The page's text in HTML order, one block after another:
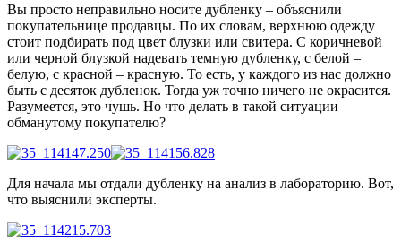
Вы просто неправильно носите дубленку – объяснили
покупательнице продавцы. По их словам, верхнюю одежду
стоит подбирать под цвет блузки или свитера. С коричневой
или черной блузкой надевать темную дубленку, с белой –
белую, с красной – красную. То есть, у каждого из нас должно
быть с десяток дубленок. Тогда уж точно ничего не окрасится.
Разумеется, это чушь. Но что делать в такой ситуации
обманутому покупателю?
Для начала мы отдали дубленку на анализ в лабораторию. Вот,
что выяснили эксперты.